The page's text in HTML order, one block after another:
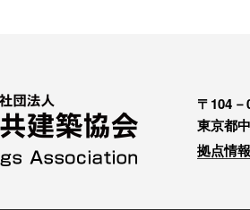
〒104－
東京都
拠点情